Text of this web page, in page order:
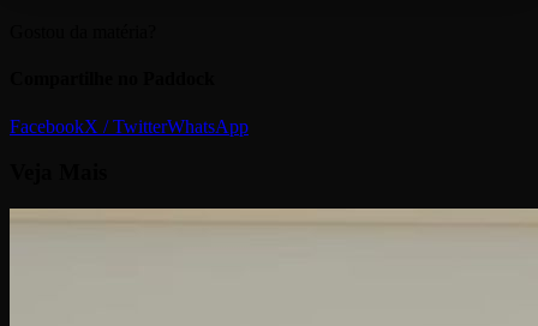
FacebookX / TwitterWhatsApp